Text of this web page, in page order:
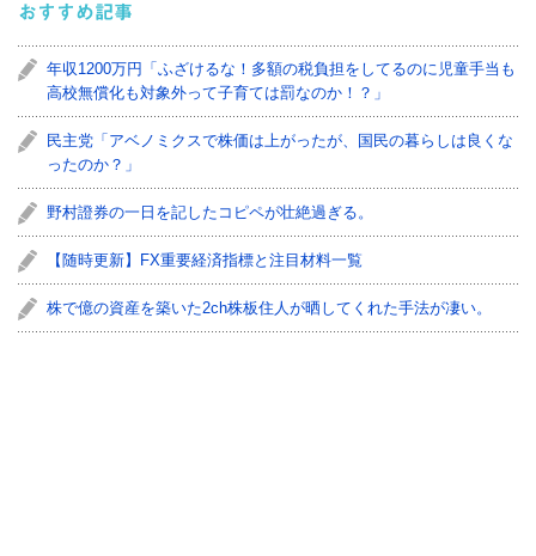
おすすめ記事
年収1200万円「ふざけるな！多額の税負担をしてるのに児童手当も
高校無償化も対象外って子育ては罰なのか！？」
民主党「アベノミクスで株価は上がったが、国民の暮らしは良くな
ったのか？」
野村證券の一日を記したコピペが壮絶過ぎる。
【随時更新】FX重要経済指標と注目材料一覧
株で億の資産を築いた2ch株板住人が晒してくれた手法が凄い。